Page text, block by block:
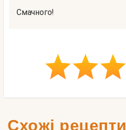
Смачного!
Схожі рецепти